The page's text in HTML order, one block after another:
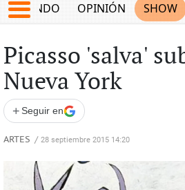
MUNDO OPINIÓN SHOW
Picasso 'salva'
Nueva York
+ Seguir en
ARTES / 28 septiembre 2015 14:20